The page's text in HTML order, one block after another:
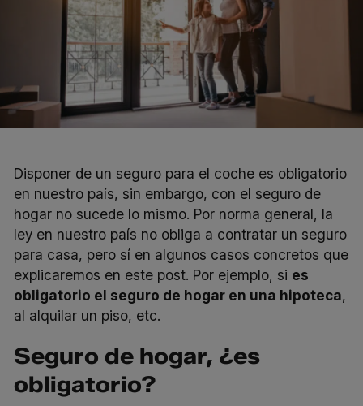
Disponer de un seguro para el coche es obligatorio
en nuestro país, sin embargo, con el seguro de
hogar no sucede lo mismo. Por norma general, la
ley en nuestro país no obliga a contratar un seguro
para casa, pero sí en algunos casos concretos que
explicaremos en este post. Por ejemplo, si es
obligatorio el seguro de hogar en una hipoteca,
al alquilar un piso, etc.
Seguro de hogar, ¿es
obligatorio?